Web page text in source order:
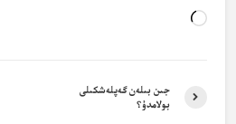
Loading…
جىن بىلەن گەپلەشكىلى
بولامدۇ؟